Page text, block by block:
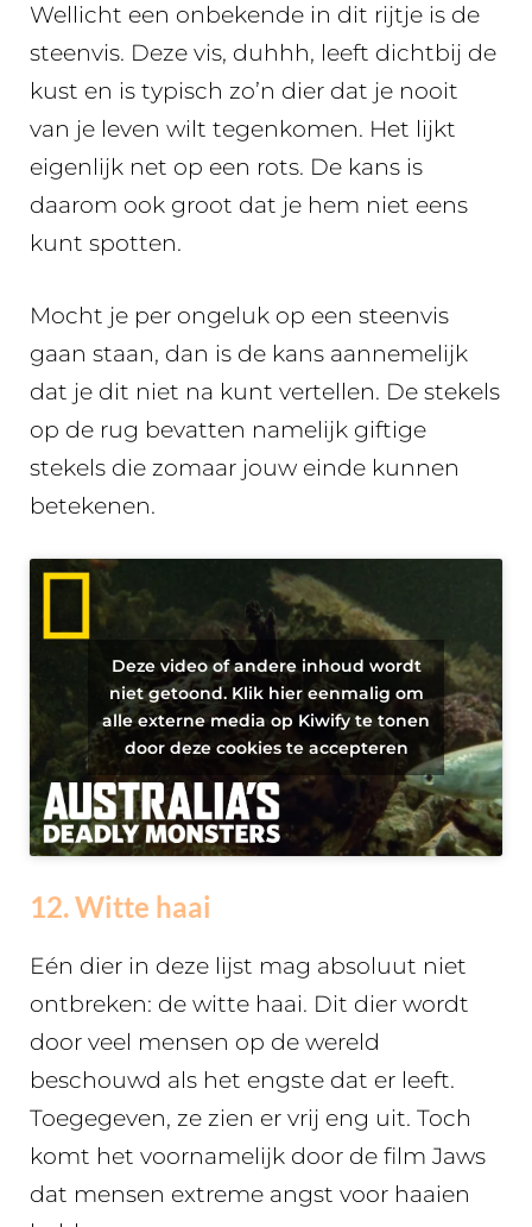
Wellicht een onbekende in dit rijtje is de
steenvis. Deze vis, duhhh, leeft dichtbij de
kust en is typisch zo’n dier dat je nooit
van je leven wilt tegenkomen. Het lijkt
eigenlijk net op een rots. De kans is
daarom ook groot dat je hem niet eens
kunt spotten.
Mocht je per ongeluk op een steenvis
gaan staan, dan is de kans aannemelijk
dat je dit niet na kunt vertellen. De stekels
op de rug bevatten namelijk giftige
stekels die zomaar jouw einde kunnen
betekenen.
Deze video of andere inhoud wordt
niet getoond. Klik hier eenmalig om
alle externe media op Kiwify te tonen
door deze cookies te accepteren
12. Witte haai
Eén dier in deze lijst mag absoluut niet
ontbreken: de witte haai. Dit dier wordt
door veel mensen op de wereld
beschouwd als het engste dat er leeft.
Toegegeven, ze zien er vrij eng uit. Toch
komt het voornamelijk door de film Jaws
dat mensen extreme angst voor haaien